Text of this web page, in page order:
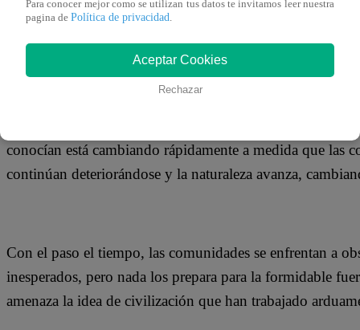
En los nuevos episodios, veremos a los sobrevivientes
conocían está cambiando rápidamente a medida que las
continúan deteriorándose y la naturaleza avanza,
Con el paso el tiempo, las comunidades se enfrentan a
inesperados, pero nada los prepara para la formidable
amenaza la idea de civilización que han trabajado
Para conocer mejor como se utilizan tus datos te invitamos leer nuestra
pagina de Política de privacidad
Aceptar Cookies
Rechazar